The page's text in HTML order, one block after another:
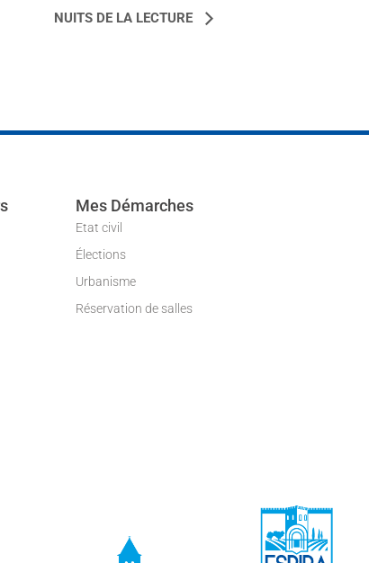
NUITS DE LA LECTURE
Mes Démarches
Etat civil
Élections
Urbanisme
Réservation de salles